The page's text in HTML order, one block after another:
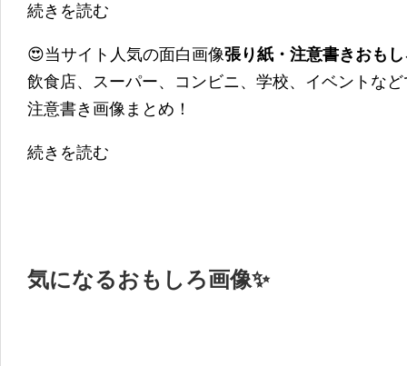
続きを読む
😍当サイト人気の面白画像張り紙・注意書きおも
飲食店、スーパー、コンビニ、学校、イベントな
注意書き画像まとめ！
続きを読む
気になるおもしろ画像✨